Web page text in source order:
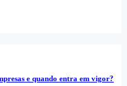
e quando entra em vigor?